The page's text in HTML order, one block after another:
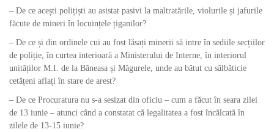
– De ce acești polițiști au asistat pasivi la maltratările, violurile și jafurile
făcute de mineri în locuințele țiganilor?
– De ce și din ordinele cui au fost lăsați minerii să intre în sediile secțiilor
de poliție, în curtea interioară a Ministerului de Interne, în interiorul
unităților M.I. de la Băneasa și Măgurele, unde au bătut cu sălbăticie
cetățeni aflați în stare de arest?
– De ce Procuratura nu s-a sesizat din oficiu – cum a făcut în seara zilei
de 13 iunie – atunci când a constatat că legalitatea a fost încălcată în
zilele de 13-15 iunie?